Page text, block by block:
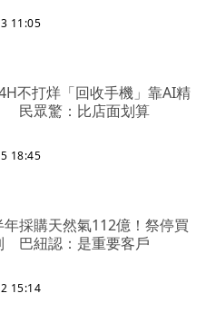
11:05
不打烊「回收手機」靠AI精
民眾驚：比店面划算
18:45
年採購天然氣112億！祭停買
巴紐認：是重要客戶
15:14